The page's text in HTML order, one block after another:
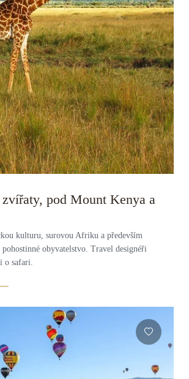
pod Mount Kenya a
kulturu, surovou Afriku a především
pohostinné obyvatelstvo. Travel designéři
o safari.